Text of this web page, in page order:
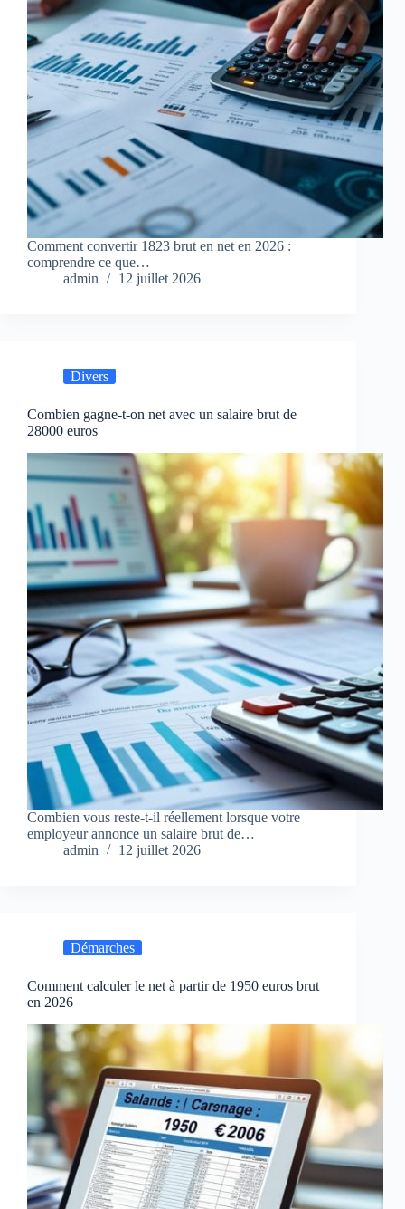
Comment convertir 1823 brut en net en 2026 :
comprendre ce que…
admin
12 juillet 2026
Divers
Combien gagne-t-on net avec un salaire brut de
28000 euros
Combien vous reste-t-il réellement lorsque votre
employeur annonce un salaire brut de…
admin
12 juillet 2026
Démarches
Comment calculer le net à partir de 1950 euros brut
en 2026